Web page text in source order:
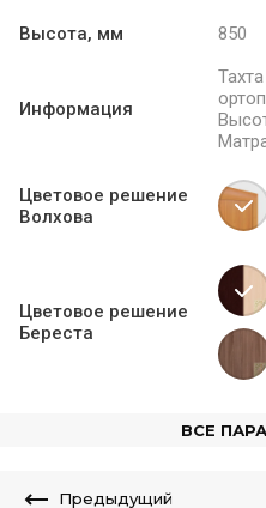
Высота, мм 850
Информация
Цветовое решение
Волхова
Цветовое решение
Береста
ВСЕ
Предыдущий